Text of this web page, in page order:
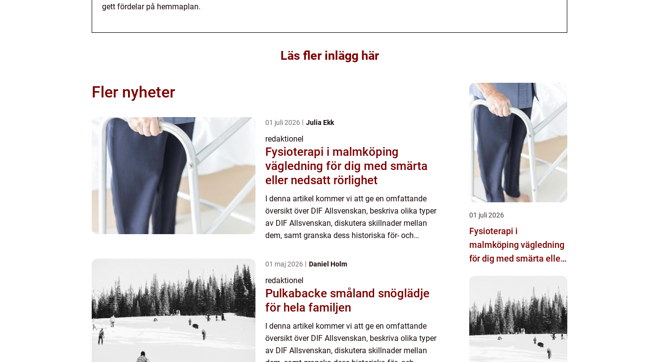
gett fördelar på hemmaplan.
Läs fler inlägg här
Fler nyheter
01 juli 2026 Julia Ekk
redaktionel
Fysioterapi i malmköping
vägledning för dig med smärta
eller nedsatt rörlighet
I denna artikel kommer vi att ge en omfattande
översikt över DIF Allsvenskan, beskriva olika typer
av DIF Allsvenskan, diskutera skillnader mellan
dem, samt granska dess historiska för- och
varit en s...
01 maj 2026 Daniel Holm
redaktionel
Pulkabacke småland snöglädje
för hela familjen
I denna artikel kommer vi att ge en omfattande
översikt över DIF Allsvenskan, beskriva olika typer
av DIF Allsvenskan, diskutera skillnader mellan
01 juli 2026
Fysioterapi i
malmköping vägledning
för dig med smärta eller